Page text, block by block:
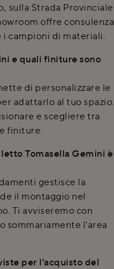
sulla Strada Provinciale
offre consulenza
campioni di materiali.
e quali finiture sono
di personalizzare le
adattarlo al tuo spazio.
e scegliere tra
finiture.
Tomasella Gemini è
gestisce la
il montaggio nel
Ti avviseremo con
sommariamente l'area
per l'acquisto del